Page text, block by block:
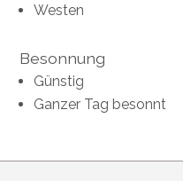
Westen
Besonnung
Günstig
Ganzer Tag besonnt